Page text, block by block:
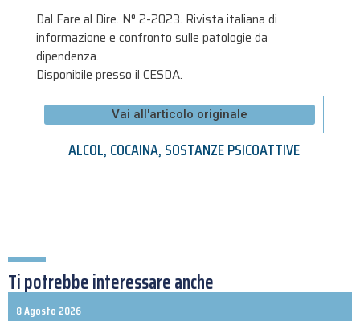
Dal Fare al Dire. N° 2-2023. Rivista italiana di
informazione e confronto sulle patologie da
dipendenza.
Disponibile presso il CESDA.
Vai all'articolo originale
ALCOL,COCAINA,SOSTANZE PSICOATTIVE
Ti potrebbe interessare anche
8 Agosto 2026